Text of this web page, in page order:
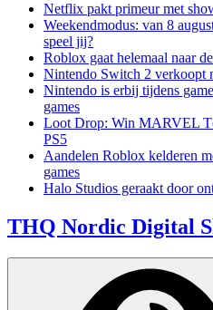
Netflix pakt primeur met
Weekendmodus: van 8
speel jij?
Roblox gaat helemaal naar
Nintendo Switch 2 verkoopt
Nintendo is erbij tijdens
games
Loot Drop: Win MARVEL
PS5
Aandelen Roblox kelderen
games
Halo Studios geraakt door
THQ Nordic Digital